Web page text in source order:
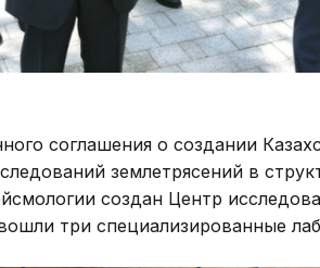
соглашения о создании
землетрясений в
создан Центр
три специализированные